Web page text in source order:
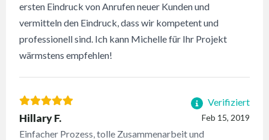
ersten Eindruck von Anrufen neuer Kunden und
vermitteln den Eindruck, dass wir kompetent und
professionell sind. Ich kann Michelle für Ihr Projekt
wärmstens empfehlen!
Verifiziert
Feb 15, 2019
Hillary F.
Einfacher Prozess, tolle Zusammenarbeit und